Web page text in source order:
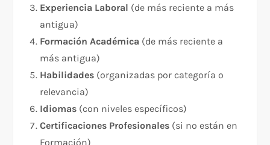
Experiencia Laboral (de más reciente a más
antigua)
Formación Académica (de más reciente a
más antigua)
Habilidades (organizadas por categoría o
relevancia)
Idiomas (con niveles específicos)
Certificaciones Profesionales (si no están en
Formación)